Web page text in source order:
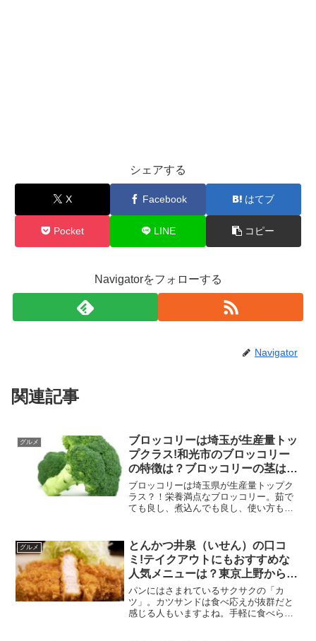
シェアする
X Facebook はてブ
Pocket LINE コピー
Navigatorをフォローする
Navigator
関連記事
グルメ
ブロッコリーは埼玉が生産量トッ
プクラス!和光市のブロッコリー
の特徴は？ブロッコリーの茎はど
こまで食べられる？毒はないのか
についても
ブロッコリーは埼玉県が生産量トップク
ラス？！栄養満点なブロッコリー。茹で
ても良し、煮込んでも良し、使い方も豊
られる部分は、あのふさふさのつぼみ部
分だけではない？！ブロッ...
グルメ
とんかつ井泉（いせん）の口コ
ミ!テイクアウトにもおすすめな
人気メニューは？東京上野から北
海道旭川にも暖簾わけされた名店
について紹介
パンにはさまれているサクサクの「カ
ツ」。カツサンドは食べ応えが抜群だと
感じる人もいますよね。手軽に食べら